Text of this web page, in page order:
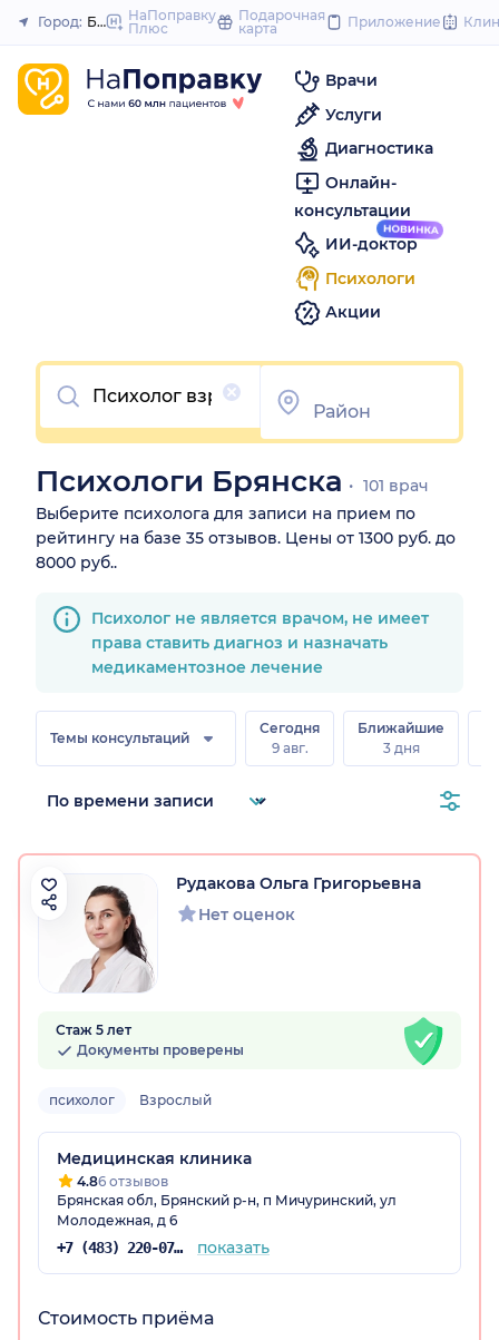
to
Закрыть
Город: БрянскНаПоправку
Плюс
Подарочная
карта
Приложение
Врачи
Услуги
Диагностика
Онлайн-
консультации
ИИ-доктор
Психологи
Акции
Очистить
Психологи Брянска
101 врач
Выберите психолога для записи на прием по
рейтингу на базе 35 отзывов. Цены от 1300 руб. до
8000 руб..
Психолог не является врачом, не имеет
права ставить диагноз и назначать
медикаментозное лечение
Темы консультаций
Сегодня
9 авг.
Ближайшие
3 дня
Рудакова Ольга Григорьевна
Нет оценок
Стаж 5 лет
Документы проверены
психолог Взрослый
Медицинская клиника
4.86 отзывов
Брянская обл, Брянский р-н, п Мичуринский, ул
Молодежная, д 6
+7 (483) 220-07-59 показать
Стоимость приёма